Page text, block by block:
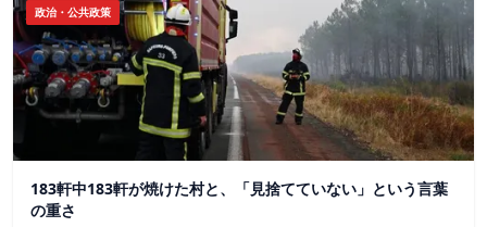
政治・公共政策
183軒中183軒が焼けた村と、「見捨てていない」という言葉
の重さ